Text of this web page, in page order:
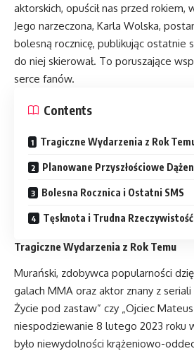
aktorskich, opuścił nas przed rokiem,
Jego narzeczona, Karla Wolska,
bolesną rocznicę, publikując ostatnie
do niej skierował. To poruszające
serce fanów.
Contents
Tragiczne Wydarzenia z Rok
Planowane Przyszłościowe
Bolesna Rocznica i Ostatni SMS
Tęsknota i Trudna Rzeczywistość
Tragiczne Wydarzenia z Rok Temu
Murański, zdobywca popularności
galach MMA oraz aktor znany z seriali
Życie pod zastaw” czy „Ojciec
niespodziewanie 8 lutego 2023 roku
było niewydolności krążeniowo-